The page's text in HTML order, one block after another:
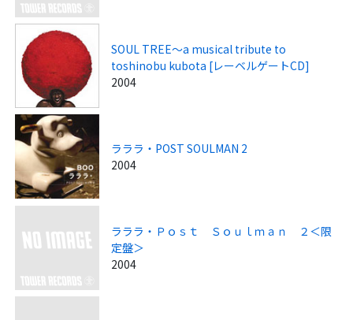
SOUL TREE～a musical tribute to
toshinobu kubota [レーベルゲートCD]
2004
ラララ・POST SOULMAN 2
2004
ラララ・Ｐｏｓｔ Ｓｏｕｌｍａｎ ２＜限
定盤＞
2004